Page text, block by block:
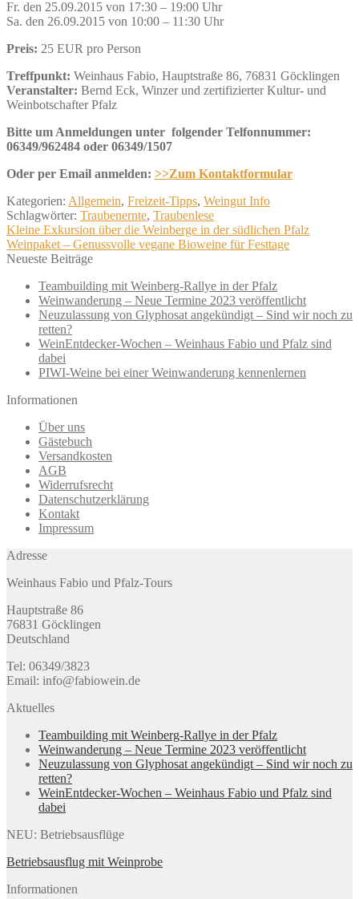
Fr. den 25.09.2015 von 17:30 – 19:00 Uhr
Sa. den 26.09.2015 von 10:00 – 11:30 Uhr
Preis: 25 EUR pro Person
Treffpunkt: Weinhaus Fabio, Hauptstraße 86, 76831 Göcklingen
Veranstalter: Bernd Eck, Winzer und zertifizierter Kultur- und
Weinbotschafter Pfalz
Bitte um Anmeldungen unter folgender Telfonnummer:
06349/962484 oder 06349/1507
Oder per Email anmelden: >>Zum Kontaktformular
Kategorien: Allgemein, Freizeit-Tipps, Weingut Info
Schlagwörter: Traubenernte, Traubenlese
Beitragsnavigation
Vorheriger
Beitrag:
Kleine Exkursion über die Weinberge in der südlichen Pfalz
Nächster
Beitrag:
Weinpaket – Genussvolle vegane Bioweine für Festtage
Neueste Beiträge
Teambuilding mit Weinberg-Rallye in der Pfalz
Weinwanderung – Neue Termine 2023 veröffentlicht
Neuzulassung von Glyphosat angekündigt – Sind wir noch zu
retten?
WeinEntdecker-Wochen – Weinhaus Fabio und Pfalz sind
dabei
PIWI-Weine bei einer Weinwanderung kennenlernen
Informationen
Über uns
Gästebuch
Versandkosten
AGB
Widerrufsrecht
Datenschutzerklärung
Kontakt
Impressum
Adresse
Weinhaus Fabio und Pfalz-Tours
Hauptstraße 86
76831 Göcklingen
Deutschland
Tel: 06349/3823
Email: info@fabiowein.de
Aktuelles
Teambuilding mit Weinberg-Rallye in der Pfalz
Weinwanderung – Neue Termine 2023 veröffentlicht
Neuzulassung von Glyphosat angekündigt – Sind wir noch zu
retten?
WeinEntdecker-Wochen – Weinhaus Fabio und Pfalz sind
dabei
NEU: Betriebsausflüge
Betriebsausflug mit Weinprobe
Informationen